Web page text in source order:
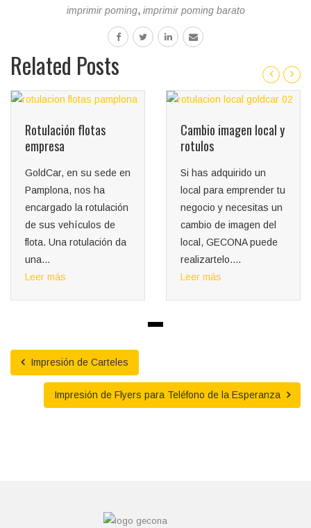
imprimir poming, imprimir poming barato
Related Posts
Rotulación flotas
empresa
GoldCar, en su sede en
Pamplona, nos ha
encargado la rotulación
de sus vehículos de
flota. Una rotulación da
una...
Leer más
Cambio imagen local y
rotulos
Si has adquirido un
local para emprender tu
negocio y necesitas un
cambio de imagen del
local, GECONA puede
realizartelo....
Leer más
Impresión de Carteles
Impresión de Flyers para Teléfono de la Esperanza